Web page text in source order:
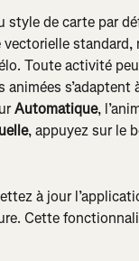
style de carte par
Toute activité
s’adaptent
Automatique,
, appuyez sur le
à jour
Cette